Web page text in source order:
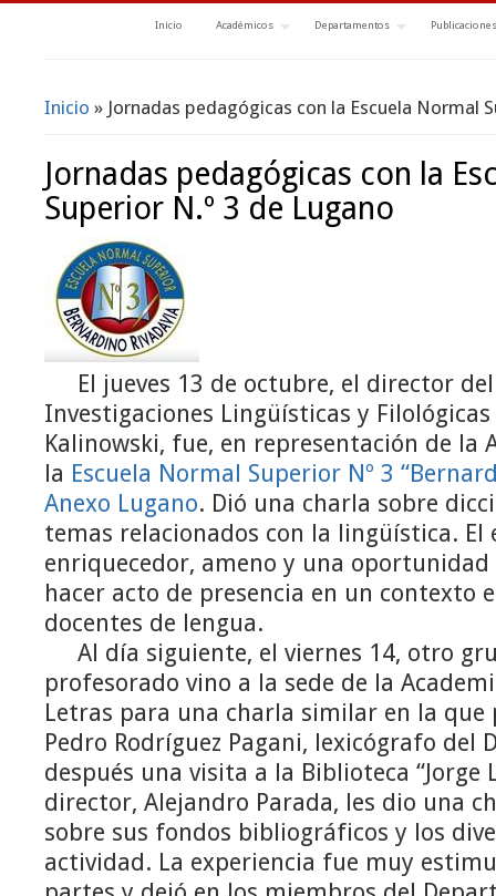
Inicio Académicos Departamentos Publicaciones
Se encuentra usted aquí
Inicio » Jornadas pedagógicas con la Escuela Normal
Jornadas pedagógicas con la
Superior N.º 3 de Lugano
El jueves 13 de octubre, el director
Investigaciones Lingüísticas y Filológicas
Kalinowski, fue, en representación de la
la Escuela Normal Superior Nº 3
Anexo Lugano. Dió una charla sobre
temas relacionados con la lingüística.
enriquecedor, ameno y una
hacer acto de presencia en un contexto
docentes de lengua.
Al día siguiente, el viernes 14, otro
profesorado vino a la sede de la
Letras para una charla similar en la
Pedro Rodríguez Pagani, lexicógrafo del
después una visita a la Biblioteca “Jorge
director, Alejandro Parada, les dio una
sobre sus fondos bibliográficos y los
actividad. La experiencia fue muy